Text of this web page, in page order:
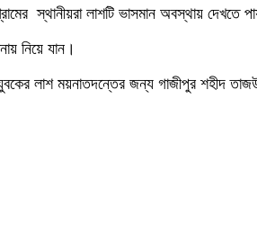
স্থানীয়রা লাশটি ভাসমান অবস্থায় দেখতে
নিয়ে যান।
যুবকের লাশ ময়নাতদন্তের জন্য গাজীপুর শহীদ